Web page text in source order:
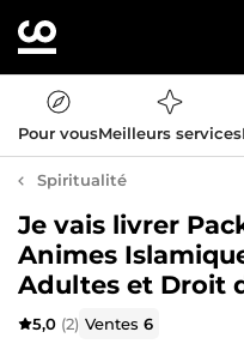
Pour vousMeilleurs services
Spiritualité
Je vais livrer
Animes
Adultes et Droit
5,0 (2) Ventes6